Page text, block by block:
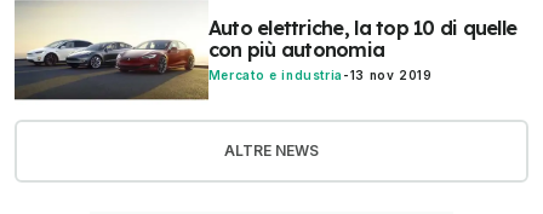
Auto elettriche, la top 10 di quelle
con più autonomia
Mercato e industria -13 nov 2019
ALTRE NEWS